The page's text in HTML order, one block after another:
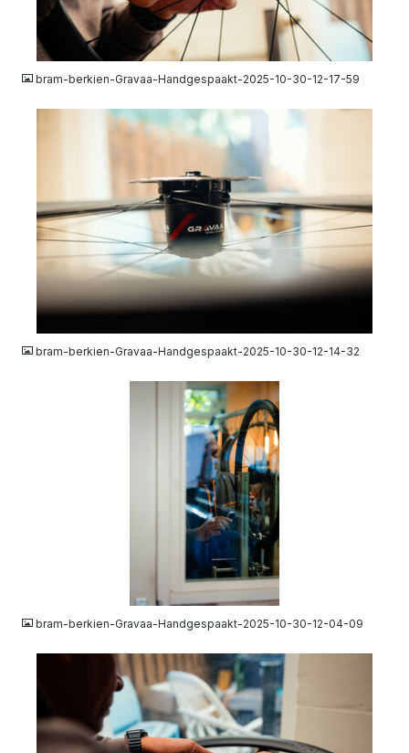
JPG
bram-berkien-Gravaa-Handgespaakt-2025-10-30-12-17-59
JPG
bram-berkien-Gravaa-Handgespaakt-2025-10-30-12-14-32
bram-berkien-Gravaa-Handgespaakt-2025-10-30-12-04-09